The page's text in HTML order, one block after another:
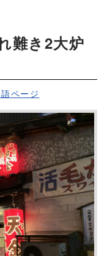
難き2大炉
ページ